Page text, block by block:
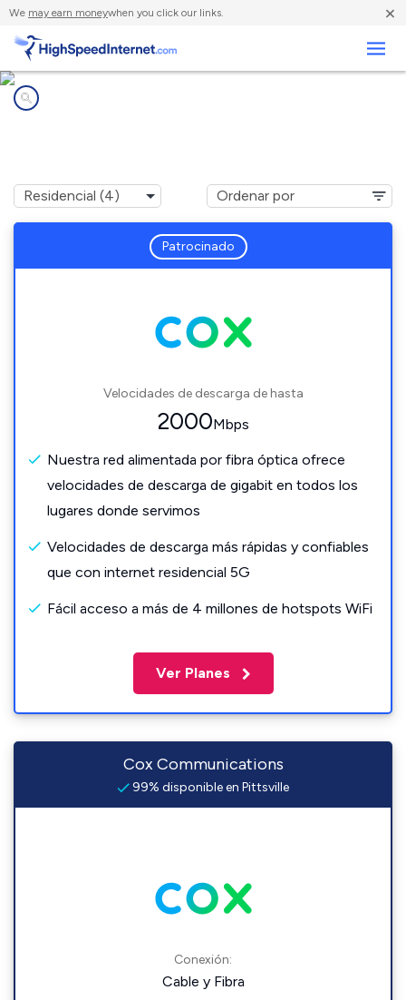
We may earn moneywhen you click our links. ×
Patrocinado
Velocidades de descarga de hasta
2000Mbps
Nuestra red alimentada por fibra óptica ofrece
velocidades de descarga de gigabit en todos los
lugares donde servimos
Velocidades de descarga más rápidas y confiables
que con internet residencial 5G
Fácil acceso a más de 4 millones de hotspots WiFi
Ver Planes
Cox Communications
99% disponible en Pittsville
Conexión:
Cable y Fibra